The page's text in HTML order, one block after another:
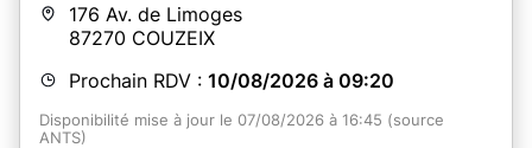
176 Av. de Limoges
87270 COUZEIX
Prochain RDV : 10/08/2026 à 09:20
Disponibilité mise à jour le 07/08/2026 à 16:45 (source
ANTS)